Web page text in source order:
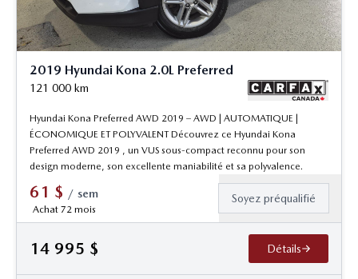
2019 Hyundai Kona 2.0L Preferred
121 000 km
Hyundai Kona Preferred AWD 2019 – AWD | AUTOMATIQUE |
ÉCONOMIQUE ET POLYVALENT Découvrez ce Hyundai Kona
Preferred AWD 2019 , un VUS sous-compact reconnu pour son
design moderne, son excellente maniabilité et sa polyvalence.
61 $ / sem
Achat 72 mois
Soyez préqualifié
14 995 $ Détails